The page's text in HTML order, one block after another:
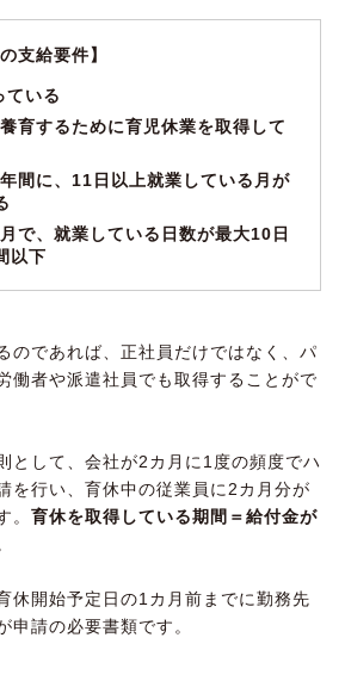
支給要件】
ている
育するために育児休業を取得して
間に、11日以上就業している月が
で、就業している日数が最大10日
以下
のであれば、正社員だけではなく、パ
働者や派遣社員でも取得することがで
として、会社が2カ月に1度の頻度でハ
を行い、育休中の従業員に2カ月分が
。 育休を取得している期間＝給付金が
休開始予定日の1カ月前までに勤務先
申請の必要書類です。